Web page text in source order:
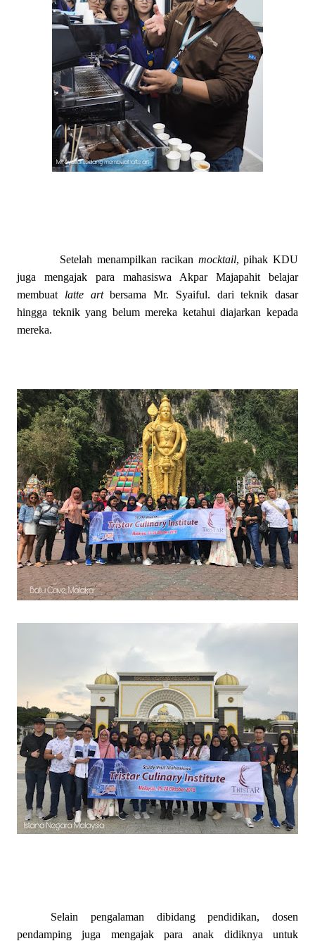
Setelah menampilkan racikan mocktail, pihak KDU
juga mengajak para mahasiswa Akpar Majapahit belajar
membuat latte artbersama Mr. Syaiful. dari teknik dasar
hingga teknik yang belum mereka ketahui diajarkan kepada
mereka.
Selain pengalaman dibidang pendidikan, dosen
pendamping juga mengajak para anak didiknya untuk